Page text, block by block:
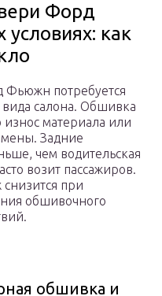
Форд
как
Фьюжн потребуется
салона. Обшивка
материала или
Задние
чем водительская
возит пассажиров.
при
обшивочного
обшивка и